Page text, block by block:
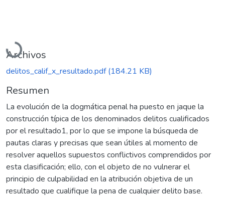
Cargando...
Archivos
delitos_calif_x_resultado.pdf(184.21 KB)
Resumen
La evolución de la dogmática penal ha puesto en jaque la
construcción típica de los denominados delitos cualificados
por el resultado1, por lo que se impone la búsqueda de
pautas claras y precisas que sean útiles al momento de
resolver aquellos supuestos conflictivos comprendidos por
esta clasificación; ello, con el objeto de no vulnerar el
principio de culpabilidad en la atribución objetiva de un
resultado que cualifique la pena de cualquier delito base.